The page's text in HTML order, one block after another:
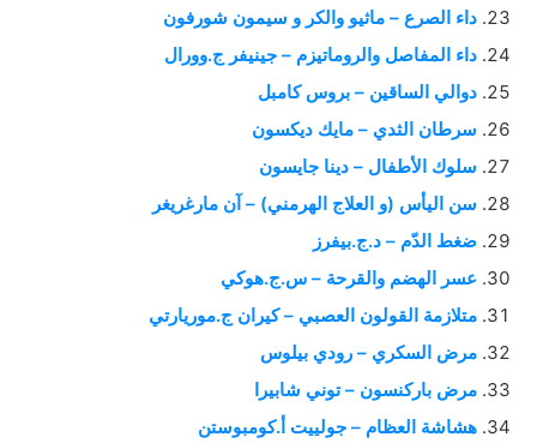
داء الصرع – ماثيو والكر و سيمون شورفون
داء المفاصل والروماتيزم – جينيفر ج.وورال
دوالي الساقين – بروس كامبل
سرطان الثدي – مايك ديكسون
سلوك الأطفال – دينا جايسون
سن اليأس (و العلاج الهرمني) – آن مارغريغر
ضغط الدّم – د.ج.بيفرز
عسر الهضم والقرحة – س.ج.هوكي
متلازمة القولون العصبي – كيران ج.موريارتي
مرض السكري – رودي بيلوس
مرض باركنسون – توني شابيرا
هشاشة العظام – جولييت أ.كومبوستن